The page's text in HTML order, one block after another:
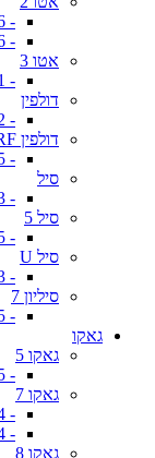
- 2026+ (DMI)
- 2026+ (חשמלית)
אטו 3
- 2021+
דולפין
- 2022+
דולפין SURF
- 2025+
סיל
- 2023+
סיל 5
- 2025+
סיל U
- 2023+
סיליון 7
- 2025+
גאקו
גאקו 5
- 2025+
גאקו 7
- 2024+ (בנזין)
- 2024+ (פלאג אין)
גאקו 8